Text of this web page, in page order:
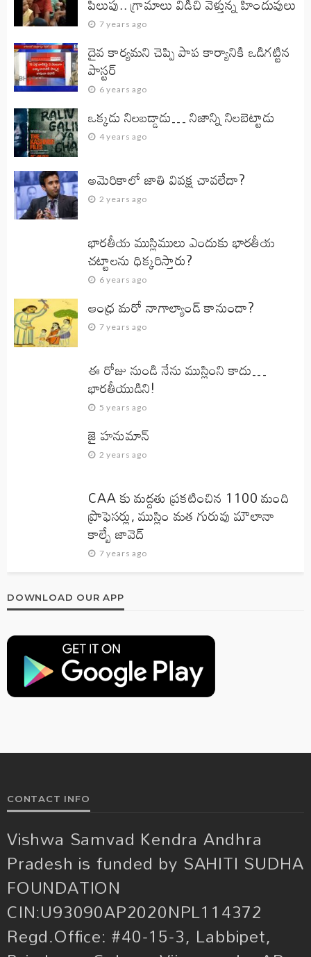
7 years ago
దైవ కార్యమని చెప్పి పాప కార్యానికి ఒడిగట్టిన
పాస్టర్
6 years ago
ఒక్కడు నిలబడ్డాడు… నిజాన్ని నిలబెట్టాడు
4 years ago
అమెరికాలో జాతి వివక్ష చావలేదా?
2 years ago
భారతీయ ముస్లిములు ఎందుకు భారతీయ
చట్టాలను ధిక్కరిస్తారు?
6 years ago
ఆంధ్ర మరో నాగాల్యాండ్ కానుందా?
7 years ago
ఈ రోజు నుండి నేను ముస్లింని కాదు…
భారతీయుడిని!
5 years ago
జై హనుమాన్‌
2 years ago
CAA కు మద్దతు ప్రకటించిన 1100 మంది
ప్రొఫెసర్లు, ముస్లిం మత గురువు మౌలానా
కాల్బే జావెద్‌
7 years ago
DOWNLOAD OUR APP
CONTACT INFO
Vishwa Samvad Kendra Andhra
Pradesh is funded by SAHITI SUDHA
FOUNDATION
CIN:U93090AP2020NPL114372
Regd.Office: #40-15-3, Labbipet,